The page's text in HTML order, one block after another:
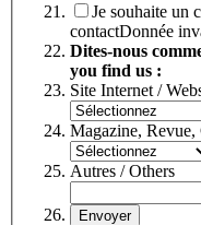
Je souhaite un
contactDonnée
Dites-nous
you find us :
Site Internet /
Magazine, Revue,
Autres / Others